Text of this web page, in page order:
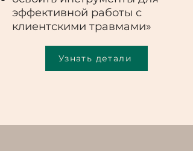
эффективной работы с
клиентскими травмами»
Узнать детали